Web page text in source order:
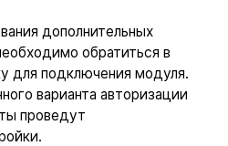
дополнительных
обратиться в
для подключения модуля.
варианта авторизации
проведут